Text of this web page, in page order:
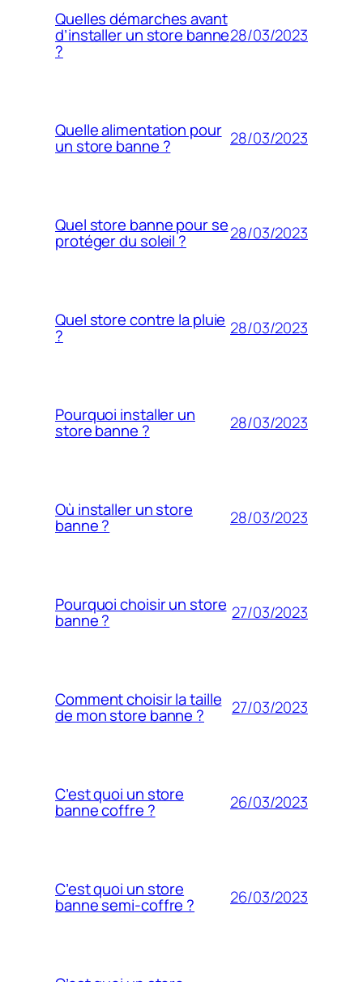
Quelles démarches avant
d’installer un store banne
?
28/03/2023
Quelle alimentation pour
un store banne ? 28/03/2023
Quel store banne pour se
protéger du soleil ? 28/03/2023
Quel store contre la pluie
? 28/03/2023
Pourquoi installer un
store banne ? 28/03/2023
Où installer un store
banne ? 28/03/2023
Pourquoi choisir un store
banne ? 27/03/2023
Comment choisir la taille
de mon store banne ? 27/03/2023
C’est quoi un store
banne coffre ? 26/03/2023
C’est quoi un store
banne semi-coffre ? 26/03/2023